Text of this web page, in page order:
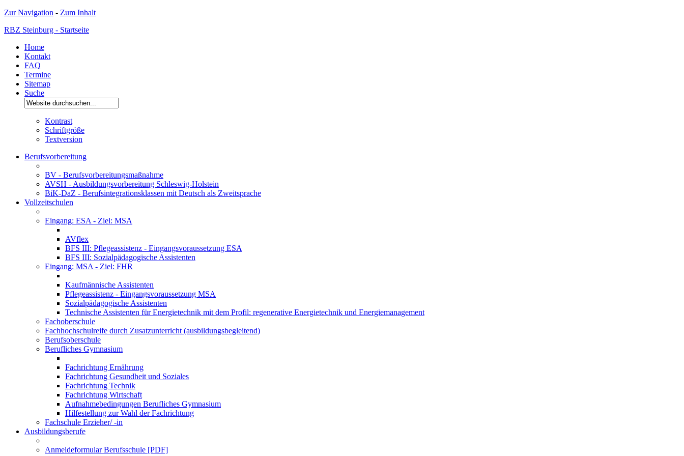
Zur Navigation - Zum Inhalt
RBZ Steinburg - Startseite
Home
Kontakt
FAQ
Termine
Sitemap
Suche
Kontrast
Schriftgröße
Textversion
Berufsvorbereitung
BV - Berufsvorbereitungsmaßnahme
AVSH - Ausbildungsvorbereitung Schleswig-Holstein
BiK-DaZ - Berufsintegrationsklassen mit Deutsch als Zweitsprache
Vollzeitschulen
Eingang: ESA - Ziel: MSA
AVflex
BFS III: Pflegeassistenz - Eingangsvoraussetzung ESA
BFS III: Sozialpädagogische Assistenten
Eingang: MSA - Ziel: FHR
Kaufmännische Assistenten
Pflegeassistenz - Eingangsvoraussetzung MSA
Sozialpädagogische Assistenten
Technische Assistenten für Energietechnik mit dem Profil: regenerative Energietechnik und Energiemanagement
Fachoberschule
Fachhochschulreife durch Zusatzunterricht (ausbildungsbegleitend)
Berufsoberschule
Berufliches Gymnasium
Fachrichtung Ernährung
Fachrichtung Gesundheit und Soziales
Fachrichtung Technik
Fachrichtung Wirtschaft
Aufnahmebedingungen Berufliches Gymnasium
Hilfestellung zur Wahl der Fachrichtung
Fachschule Erzieher/ -in
Ausbildungsberufe
Anmeldeformular Berufsschule [PDF]